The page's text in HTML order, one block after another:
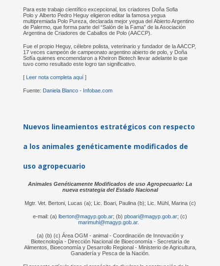
Para este trabajo científico excepcional, los criadores Doña Sofia
Polo y Alberto Pedro Heguy eligieron editar la famosa yegua
multipremiada Polo Pureza, declarada mejor yegua del Abierto Argentino
de Palermo, que forma parte del “Salón de la Fama” de la Asociación
Argentina de Criadores de Caballos de Polo (AACCP).
Fue el propio Heguy, célebre polista, veterinario y fundador de la AACCP,
17 veces campeón de campeonato argentino abierto de polo, y Doña
Sofía quienes encomendaron a Kheiron Biotech llevar adelante lo que
tuvo como resultado este logro tan significativo.
[Leer nota completa aquí ]
Fuente: Daniela Blanco - Infobae.com
Nuevos lineamientos estratégicos con respecto
a los animales genéticamente modificados de
uso agropecuario
Animales Genéticamente Modificados de uso Agropecuario: La
nueva estrategia del Estado Nacional
Mgtr. Vet. Bertoni, Lucas (a); Lic. Boari, Paulina (b); Lic. Mühl, Marina (c)
e-mail: (a) lberton@magyp.gob.ar; (b) pboari@magyp.gob.ar; (c)
marimuhl@magyp.gob.ar.
(a) (b) (c) Área OGM - animal - Coordinación de Innovación y
Biotecnología - Dirección Nacional de Bioeconomía - Secretaría de
Alimentos, Bioeconomía y Desarrollo Regional - Ministerio de Agricultura,
Ganadería y Pesca de la Nación.